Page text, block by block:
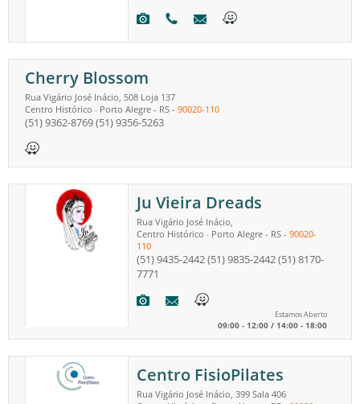
Cherry Blossom
Rua Vigário José Inácio, 508 Loja 137
Centro Histórico - Porto Alegre - RS - 90020-110
(51) 9362-8769(51) 9356-5263
Ju Vieira Dreads
Rua Vigário José Inácio,
Centro Histórico - Porto Alegre- RS- 90020-
110
(51) 9435-2442(51) 9835-2442(51) 8170-
7771
Estamos Aberto
09:00 - 12:00 / 14:00 - 18:00
Centro FisioPilates
Rua Vigário José Inácio, 399 Sala 406